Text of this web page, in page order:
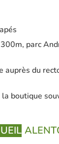
parc
auprès du
boutique